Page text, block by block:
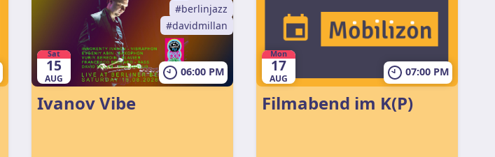
berlinjazz
davidmillan
Sat
15
AUG
06:00 PM
Ivanov Vibe
Mon
17
AUG
07:00 PM
Filmabend im K(P)